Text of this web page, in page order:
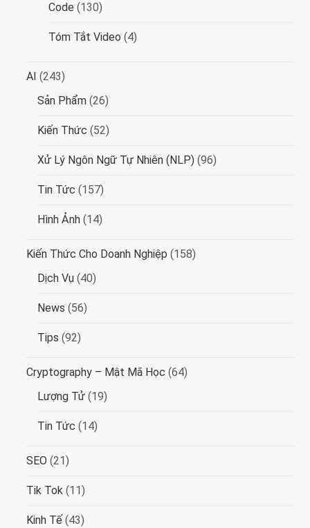
Code (130)
Tóm Tắt Video (4)
AI (243)
Sản Phẩm (26)
Kiến Thức (52)
Xử Lý Ngôn Ngữ Tự Nhiên (NLP) (96)
Tin Tức (157)
Hình Ảnh (14)
Kiến Thức Cho Doanh Nghiệp (158)
Dịch Vụ (40)
News (56)
Tips (92)
Cryptography – Mật Mã Học (64)
Lượng Tử (19)
Tin Tức (14)
SEO (21)
Tik Tok (11)
Kinh Tế (43)